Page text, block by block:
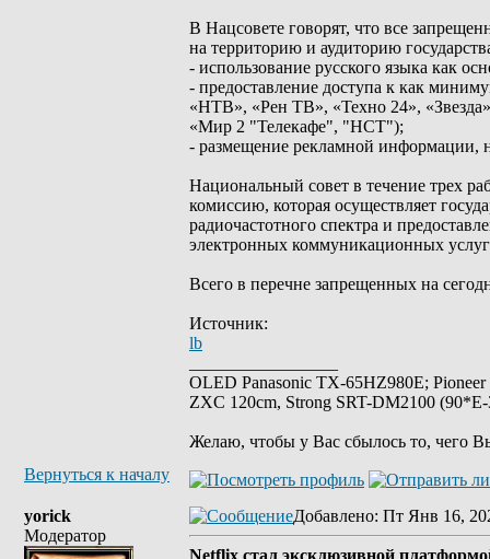
В Нацсовете говорят, что все
на территорию и аудиторию
- использование русского языка как
- предоставление доступа к как
«НТВ», «Рен ТВ», «Техно 24»,
«Мир 2 "Телекафе", "НСТ");
- размещение рекламной информации,
Национальный совет в течение трех
комиссию, которая осуществляет
радиочастотного спектра и
электронных коммуникационных
Всего в перечне запрещенных на
Источник:
lb
OLED Panasonic TX-65HZ980E;
ZXC 120cm, Strong SRT-DM2100
Желаю, чтобы у Вас сбылось то, чего
Вернуться к началу
yorick
Модератор
Добавлено: Пт Янв 16,
Netflix стал эксклюзивной